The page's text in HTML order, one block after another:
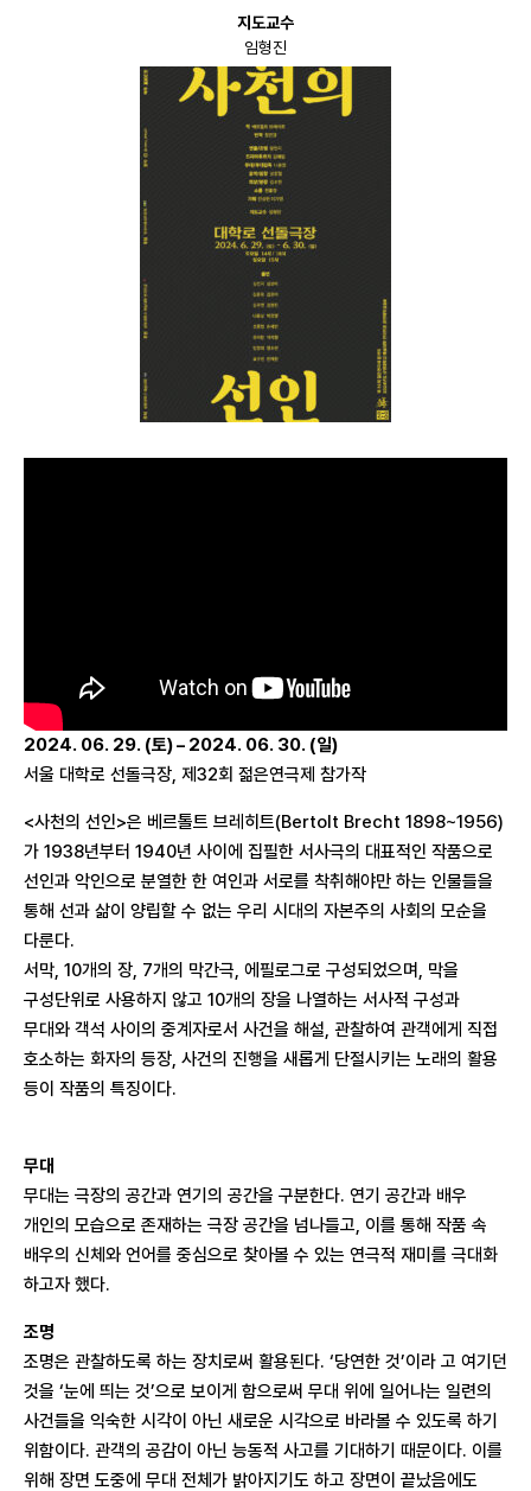
지도교수
임형진
2024. 06. 29. (토) – 2024. 06. 30. (일)
서울 대학로 선돌극장, 제32회 젊은연극제 참가작
<사천의 선인>은 베르톨트 브레히트(Bertolt Brecht 1898~1956)
가 1938년부터 1940년 사이에 집필한 서사극의 대표적인 작품으로
선인과 악인으로 분열한 한 여인과 서로를 착취해야만 하는 인물들을
통해 선과 삶이 양립할 수 없는 우리 시대의 자본주의 사회의 모순을
다룬다.
서막, 10개의 장, 7개의 막간극, 에필로그로 구성되었으며, 막을
구성단위로 사용하지 않고 10개의 장을 나열하는 서사적 구성과
무대와 객석 사이의 중계자로서 사건을 해설, 관찰하여 관객에게 직접
호소하는 화자의 등장, 사건의 진행을 새롭게 단절시키는 노래의 활용
등이 작품의 특징이다.
무대
무대는 극장의 공간과 연기의 공간을 구분한다. 연기 공간과 배우
개인의 모습으로 존재하는 극장 공간을 넘나들고, 이를 통해 작품 속
배우의 신체와 언어를 중심으로 찾아볼 수 있는 연극적 재미를 극대화
하고자 했다.
조명
조명은 관찰하도록 하는 장치로써 활용된다. ‘당연한 것’이라 고 여기던
것을 ‘눈에 띄는 것’으로 보이게 함으로써 무대 위에 일어나는 일련의
사건들을 익숙한 시각이 아닌 새로운 시각으로 바라볼 수 있도록 하기
위함이다. 관객의 공감이 아닌 능동적 사고를 기대하기 때문이다. 이를
위해 장면 도중에 무대 전체가 밝아지기도 하고 장면이 끝났음에도